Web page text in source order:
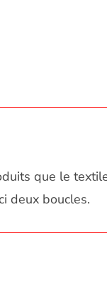
que le
deux boucles.